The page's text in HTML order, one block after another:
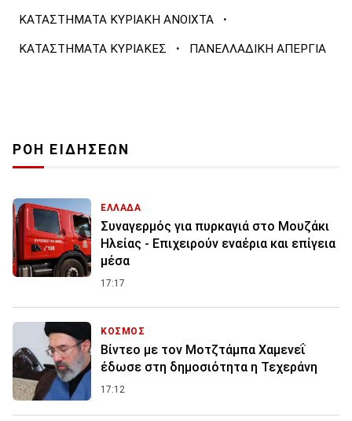
ΚΑΤΑΣΤΗΜΑΤΑ ΚΥΡΙΑΚΗ ΑΝΟΙΧΤΑ ·
ΚΑΤΑΣΤΗΜΑΤΑ ΚΥΡΙΑΚΕΣ · ΠΑΝΕΛΛΑΔΙΚΗ ΑΠΕΡΓΙΑ
ΡΟΗ ΕΙΔΗΣΕΩΝ
ΕΛΛΑΔΑ
Συναγερμός για πυρκαγιά στο Μουζάκι
Ηλείας - Επιχειρούν εναέρια και επίγεια
μέσα
17:17
ΚΟΣΜΟΣ
Βίντεο με τον Μοτζτάμπα Χαμενεΐ
έδωσε στη δημοσιότητα η Τεχεράνη
17:12